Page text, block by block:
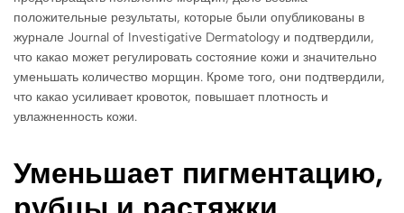
положительные результаты, которые были опубликованы в
журнале Journal of Investigative Dermatology и подтвердили,
что какао может регулировать состояние кожи и значительно
уменьшать количество морщин. Кроме того, они подтвердили,
что какао усиливает кровоток, повышает плотность и
увлажненность кожи.
Уменьшает пигментацию,